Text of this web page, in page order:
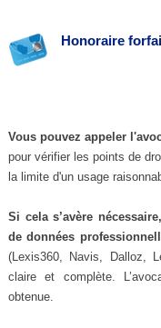
Honoraire
Vous pouvez appeler
pour vérifier les points de
la limite d'un usage
Si cela s’avère
de données
(Lexis360, Navis, Dalloz,
claire et complète.
obtenue.